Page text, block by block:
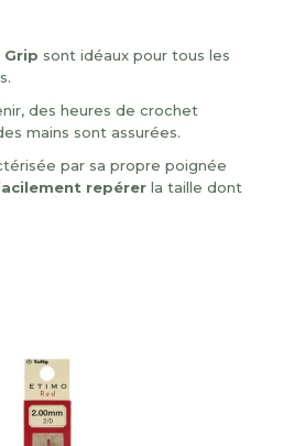
sont idéaux pour tous les
des heures de crochet
mains sont assurées.
par sa propre poignée
repérer la taille dont
options
peuvent